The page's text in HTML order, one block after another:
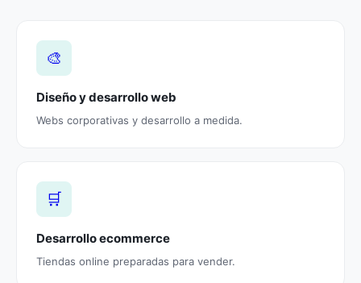
🎨
Diseño y desarrollo web
Webs corporativas y desarrollo a medida.
🛒
Desarrollo ecommerce
Tiendas online preparadas para vender.